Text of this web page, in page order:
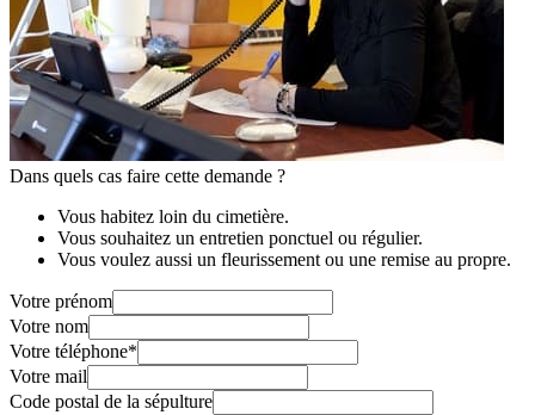
Dans quels cas faire cette demande ?
Vous habitez loin du cimetière.
Vous souhaitez un entretien ponctuel ou régulier.
Vous voulez aussi un fleurissement ou une remise au propre.
Votre prénom
Votre nom
Votre téléphone*
Votre mail
Code postal de la sépulture